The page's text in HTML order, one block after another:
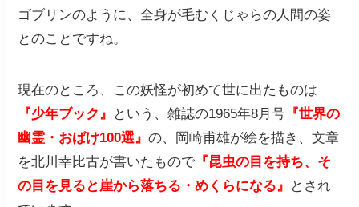
ゴブリンのように、全身が毛むくじゃらの人間の姿
とのことですね。
現在のところ、この妖怪が初めて世に出たものは
『少年ブック』
という、雑誌の1965年8月号 『世界の
幽霊・おばけ100選』の、岡崎甫雄が絵を描き、文章
を北川幸比古が書いたもので 『昆虫の目を持ち、そ
の目を見ると崖から落ちる・めくらになる』
とされ